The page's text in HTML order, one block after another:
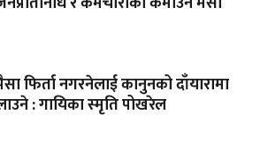
फिर्ता नगरनेलाई कानुनको दाँयारामा
: गायिका स्‍मृति पोखरेल